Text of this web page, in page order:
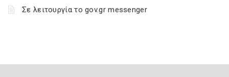
Σε λειτουργία το gov.gr messenger